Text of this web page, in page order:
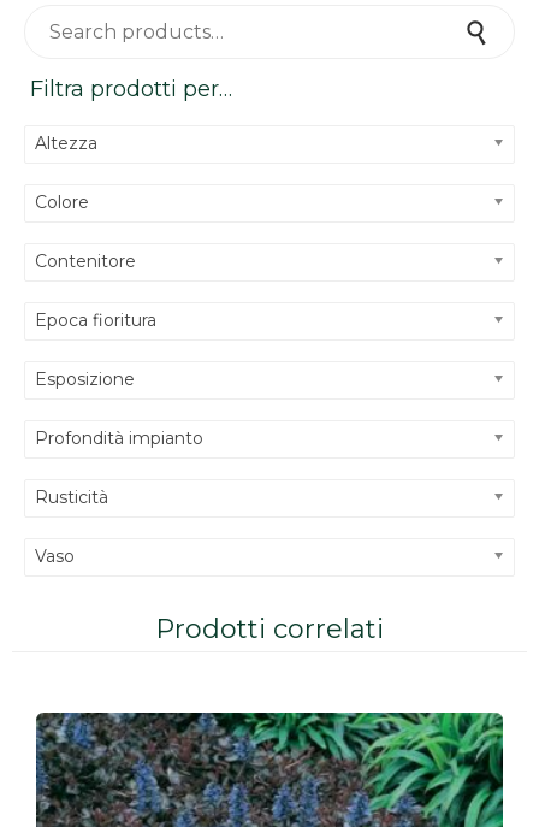
Filtra prodotti per…
Altezza
Colore
Contenitore
Epoca fioritura
Esposizione
Profondità impianto
Rusticità
Vaso
Prodotti correlati